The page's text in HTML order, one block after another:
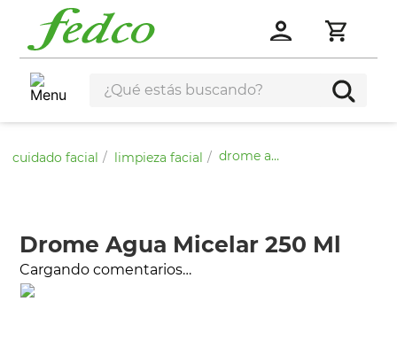
cuidado facial limpieza facial drome agua micelar 250 ml
Drome Agua Micelar 250 Ml
Cargando comentarios…